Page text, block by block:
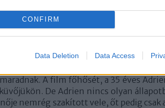
CONFIRM
Data Deletion Data Access
Cannes-ból két filmérkezik. A
humora, váratlan fordulatai és
A film főhősét, a 35 éves
De Adrien nincs olyan
nemrég szakított vele, őt pedig csak